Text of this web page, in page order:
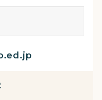
園の紹介
園庭開放